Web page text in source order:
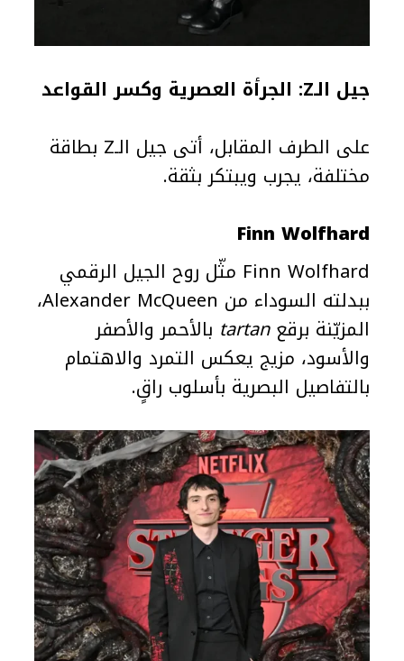
جيل الـZ: الجرأة العصرية وكسر القواعد
على الطرف المقابل، أتى جيل الـZ بطاقة
مختلفة، يجرب ويبتكر بثقة.
Finn Wolfhard
Finn Wolfhard مثّل روح الجيل الرقمي
ببدلته السوداء من Alexander McQueen،
المزيّنة برقعtartan بالأحمر والأصفر
والأسود، مزيج يعكس التمرد والاهتمام
بالتفاصيل البصرية بأسلوب راقٍ.